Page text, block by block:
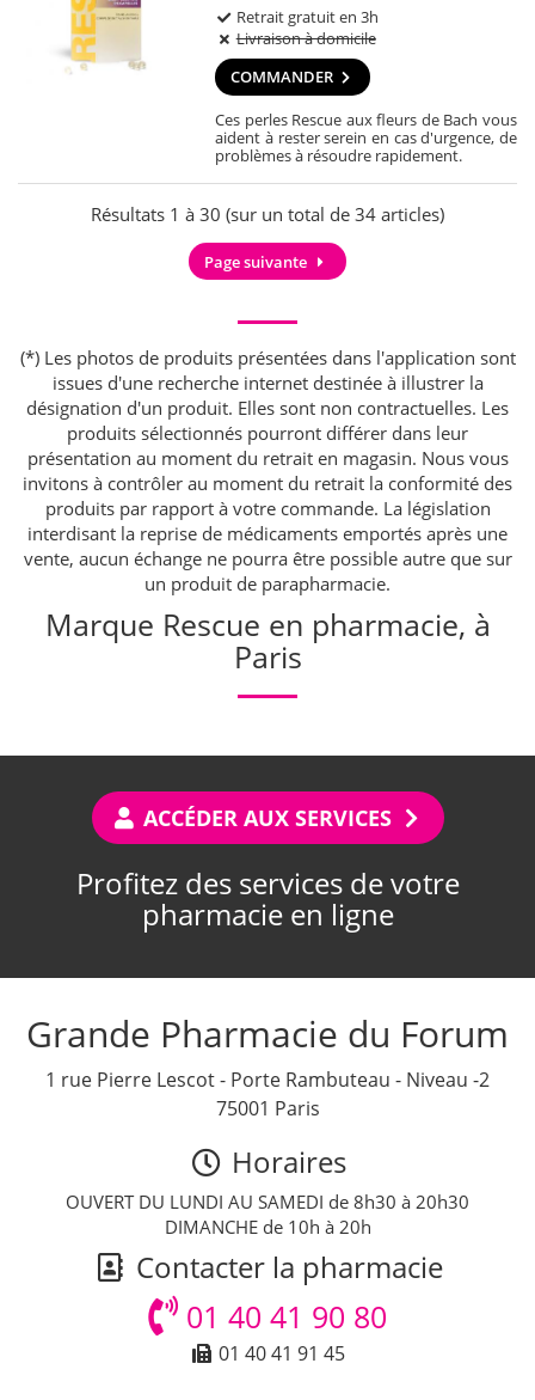
Retrait gratuit en 3h
Livraison à domicile
COMMANDER
Ces perles Rescue aux fleurs de Bach vous
aident à rester serein en cas d'urgence, de
problèmes à résoudre rapidement.
Résultats 1 à 30 (sur un total de 34 articles)
Page suivante
(*) Les photos de produits présentées dans l'application sont
issues d'une recherche internet destinée à illustrer la
désignation d'un produit. Elles sont non contractuelles. Les
produits sélectionnés pourront différer dans leur
présentation au moment du retrait en magasin. Nous vous
invitons à contrôler au moment du retrait la conformité des
produits par rapport à votre commande. La législation
interdisant la reprise de médicaments emportés après une
vente, aucun échange ne pourra être possible autre que sur
un produit de parapharmacie.
Marque Rescue en pharmacie, à
Paris
ACCÉDER AUX SERVICES
Profitez des services de votre
pharmacie en ligne
Grande Pharmacie du Forum
1 rue Pierre Lescot - Porte Rambuteau - Niveau -2
75001 Paris
Horaires
OUVERT DU LUNDI AU SAMEDI de 8h30 à 20h30
DIMANCHE de 10h à 20h
Contacter la pharmacie
01 40 41 90 80
01 40 41 91 45